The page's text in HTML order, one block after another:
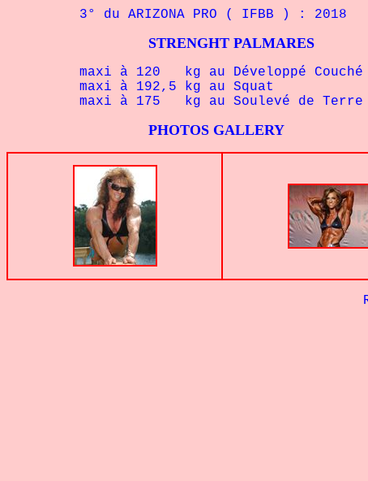
3° du ARIZONA PRO ( IFBB ) : 2018
STRENGHT PALMARES
maxi à 120 kg au Développé Couché
maxi à 192,5 kg au Squat
maxi à 175 kg au Soulevé de Terre
PHOTOS GALLERY